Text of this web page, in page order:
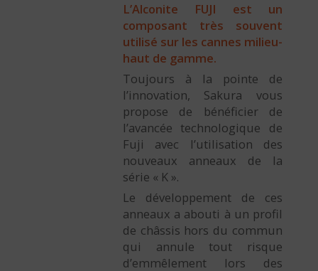
L’Alconite FUJI est un
composant très souvent
utilisé sur les cannes milieu-
haut de gamme.
Toujours à la pointe de
l’innovation, Sakura vous
propose de bénéficier de
l’avancée technologique de
Fuji avec l’utilisation des
nouveaux anneaux de la
série « K ».
Le développement de ces
anneaux a abouti à un profil
de châssis hors du commun
qui annule tout risque
d’emmêlement lors des